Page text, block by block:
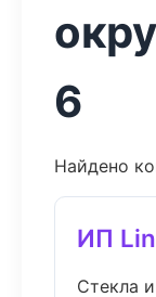
6
Найдено
ИП
Стекла